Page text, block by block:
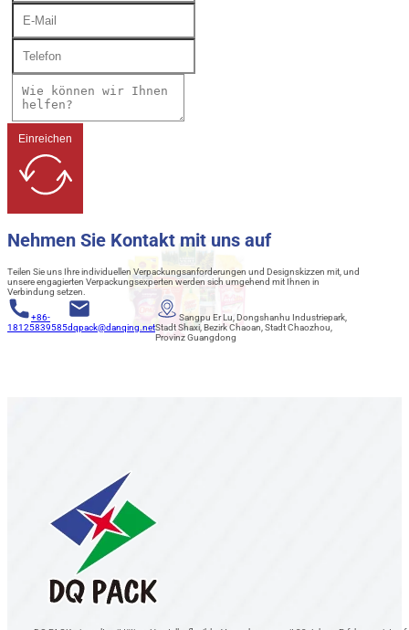
Einreichen
Nehmen Sie Kontakt mit uns auf
Teilen Sie uns Ihre individuellen Verpackungsanforderungen und Designskizzen mit, und
unsere engagierten Verpackungsexperten werden sich umgehend mit Ihnen in
Verbindung setzen.
+86-
18125839585dqpack@danqing.net
Sangpu Er Lu, Dongshanhu Industriepark,
Stadt Shaxi, Bezirk Chaoan, Stadt Chaozhou,
Provinz Guangdong